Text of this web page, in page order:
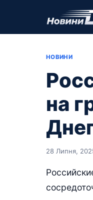
НОВИНИ
на
28 Липня,